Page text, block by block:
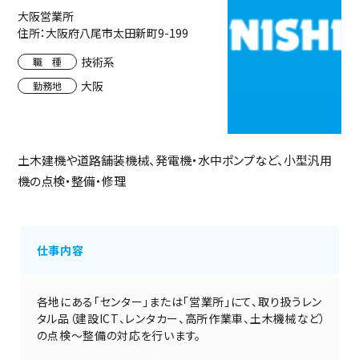
大阪営業所
住所：大阪府八尾市太田新町9-199
職 種 技術系
勤務地 大阪
土木建機や道路舗装機械、発電機・水中ポンプなど、小型汎用
機の点検・整備・修理
仕事内容
各地にある「センター」または「営業所」にて、取り扱うレン
タル品（建設ICT、レンタカー、高所作業車、土木機械など）
の点検～整備の対応を行います。